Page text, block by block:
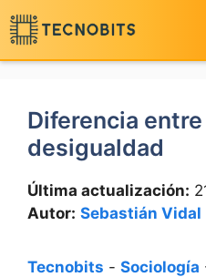
Saltar
al
contenido
Diferencia
desigualdad
Última actualización:
Autor: Sebastián Vidal
Tecnobits - Sociología